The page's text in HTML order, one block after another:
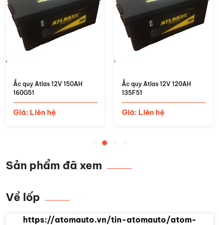
Ắc quy Atlas 12V 150AH
160G51
Giá: Liên hệ
Ắc quy Atlas 12V 120AH
135F51
Giá: Liên hệ
Sản phẩm đã xem
Về lốp
https://atomauto.vn/tin-atomauto/atom-